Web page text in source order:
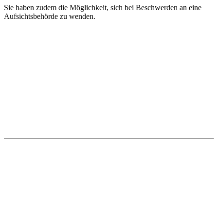
Sie haben zudem die Möglichkeit, sich bei Beschwerden an eine
Aufsichtsbehörde zu wenden.